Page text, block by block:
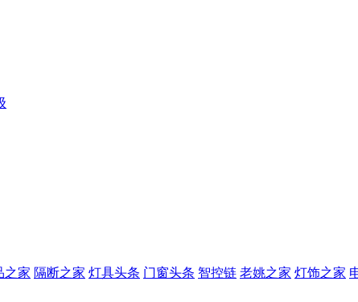
之家 隔断之家 灯具头条 门窗头条 智控链 老姚之家 灯饰之家